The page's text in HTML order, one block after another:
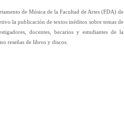
de Música de la Facultad de Artes (FDA) de
la publicación de textos inéditos sobre temas de
docentes, becarios y estudiantes de la
reseñas de libros y discos.